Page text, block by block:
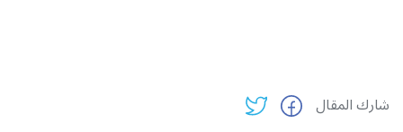
شارك المقال